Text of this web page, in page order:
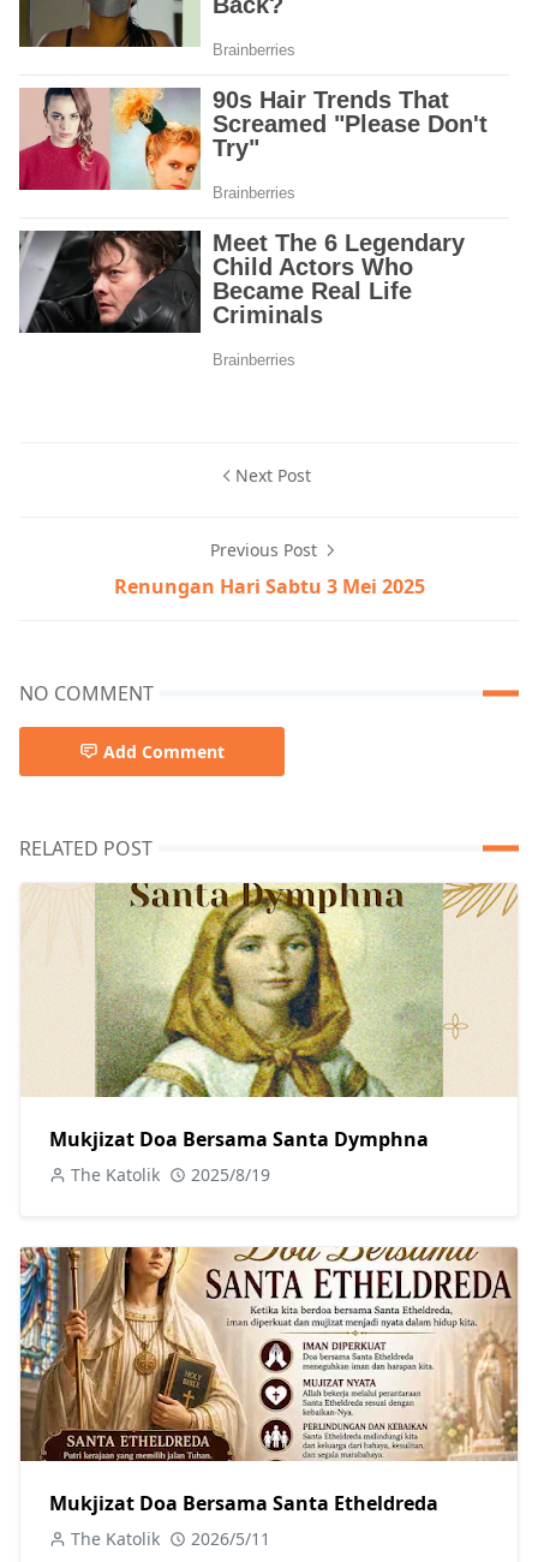
Next Post
Previous Post
Renungan Hari Sabtu 3 Mei 2025
NO COMMENT
Add Comment
RELATED POST
Mukjizat Doa Bersama Santa Dymphna
The Katolik 2025/8/19
Mukjizat Doa Bersama Santa Etheldreda
The Katolik 2026/5/11